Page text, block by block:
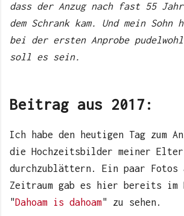
dass der Anzug nach fast 55
dem Schrank kam. Und mein
bei der ersten Anprobe
soll es sein.
Beitrag aus 2017:
Ich habe den heutigen Tag zum
die Hochzeitsbilder meiner
durchzublättern. Ein paar Fotos
Zeitraum gab es hier bereits im
"Dahoam is dahoam" zu sehen.